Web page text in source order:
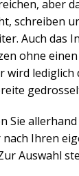
aber
schreiben
Auch das
ohne
wird lediglich
Sie
Ihren
Auswahl